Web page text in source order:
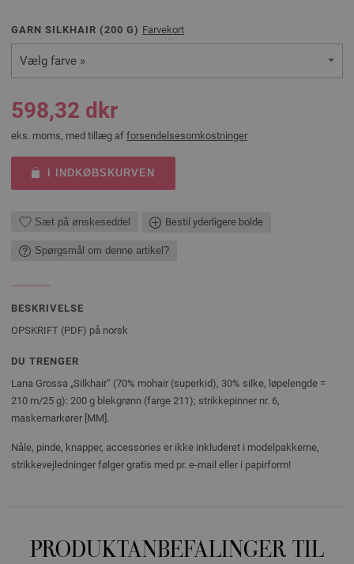
GARN SILKHAIR (200 G) Farvekort
Vælg farve »
598,32 dkr
eks. moms, med tillæg af forsendelsesomkostninger
I INDKØBSKURVEN
Sæt på ønskeseddel Bestil yderligere bolde
Spørgsmål om denne artikel?
BESKRIVELSE
OPSKRIFT (PDF) på norsk
DU TRENGER
Lana Grossa „Silkhair“ (70% mohair (superkid), 30% silke, løpelengde =
210 m/25 g): 200 g blekgrønn (farge 211); strikkepinner nr. 6,
maskemarkører [MM].
Nåle, pinde, knapper, accessories er ikke inkluderet i modelpakkerne,
strikkevejledninger følger gratis med pr. e-mail eller i papirform!
PRODUKTANBEFALINGER TIL